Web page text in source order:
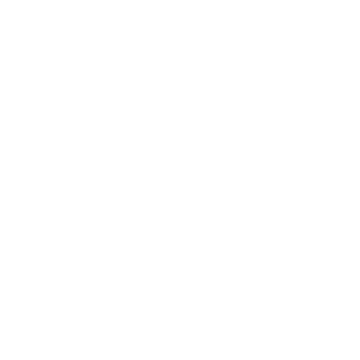
資料では内容が多少はしょられ
介していこう。
ト自転車である。それから約10
アシストユニットを開発。そして